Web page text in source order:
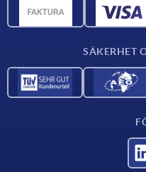
CAD-data
SÄKERHET